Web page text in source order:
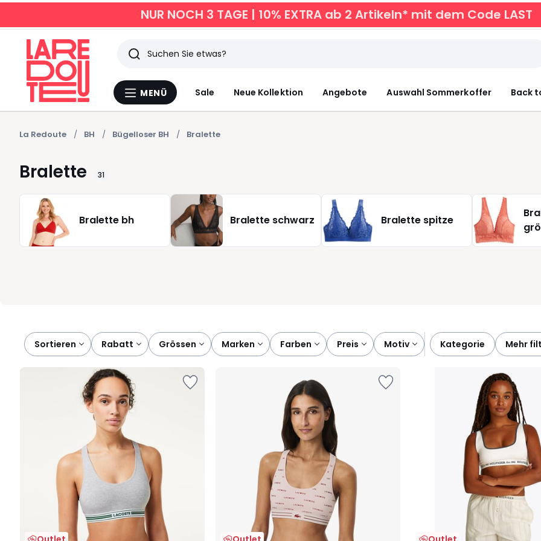
NUR NOCH 3 TAGE | 10% EXTRA ab 2 Artikeln* mit dem Code LAST
Menü
MENÜ Sale Neue Kollektion Angebote Auswahl Sommerkoffer Back
Suchen
Zuletzt
angesehen
Artikel
La Redoute BH Bügelloser BH Bralette
Bralette 31
Bralette bh Bralette schwarz Bralette spitze
Sortieren
rabatt grössen marken farben preis motiv kategorie mehr